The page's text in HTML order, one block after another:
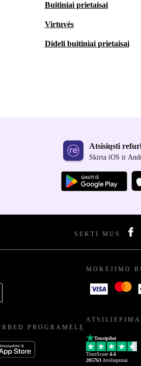
Buitiniai prietaisai
Virtuvės
Dideli buitiniai prietaisai
Atsisiųsti
Skirta iOS ir
SEKTI MUS
PROGRAMĖLĘ
MOKĖJIMO
Trustpilot
TrustScore 4.6
205763 Atsiliepimai